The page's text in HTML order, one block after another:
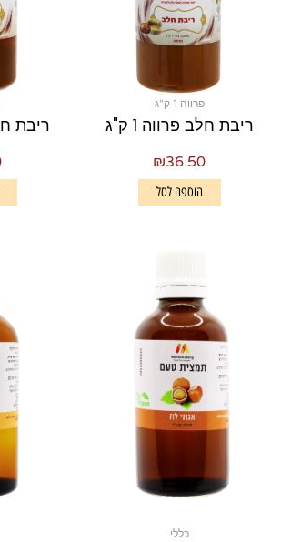
פרווה 1 ק"ג
ריבת חלב פרווה 1 ק"ג
₪36.50
הוספה לסל
ריבת
כללי